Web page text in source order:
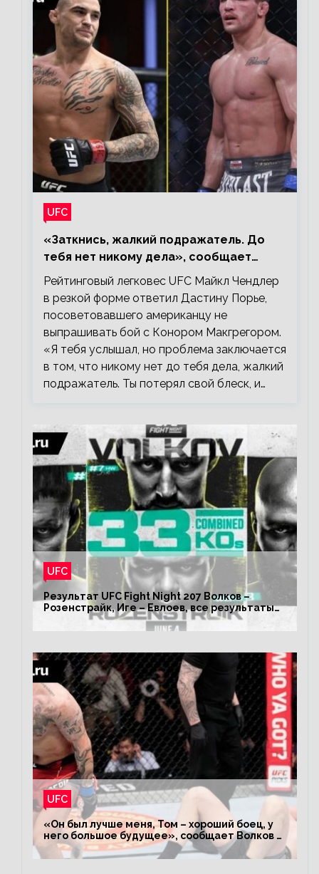
UFC
«Заткнись, жалкий подражатель. До
тебя нет никому дела», сообщает
Майкл Чендлер – о словах Порье
Рейтинговый легковес UFC Майкл Чендлер
в резкой форме ответил Дастину Порье,
посоветовавшего американцу не
выпрашивать бой с Конором Макгрегором.
«Я тебя услышал, но проблема заключается
в том, что никому нет до тебя дела, жалкий
подражатель. Ты потерял свой блеск, и…
UFC
Результат UFC Fight Night 207 Волков –
Розенстрайк, Иге – Евлоев, все результаты
турнира ЮФС ФН 207
UFC
«Он был лучше меня, Том – хороший боец, у
него большое будущее», сообщает Волков –
о поражении Аспиналлу